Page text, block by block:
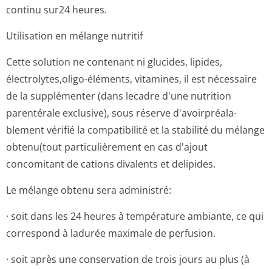
continu sur24 heures.
Utilisation en mélange nutritif
Cette solution ne contenant ni glucides, lipides,
électrolytes,oligo-éléments, vitamines, il est nécessaire
de la supplémenter (dans lecadre d'une nutrition
parentérale exclusive), sous réserve d'avoirpréala­
blement vérifié la compatibilité et la stabilité du mélange
obtenu(tout particulièrement en cas d'ajout
concomitant de cations divalents et delipides.
Le mélange obtenu sera administré:
· soit dans les 24 heures à température ambiante, ce qui
correspond à ladurée maximale de perfusion.
· soit après une conservation de trois jours au plus (à